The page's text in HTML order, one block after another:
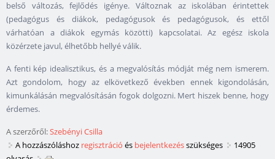
belső változás, fejlődés igénye. Változnak az iskolában érintettek
(pedagógus és diákok, pedagógusok és pedagógusok, és ettől
várhatóan a diákok egymás közötti) kapcsolatai. Az egész iskola
közérzete javul, élhetőbb hellyé válik.
A fenti kép idealisztikus, és a megvalósítás módját még nem ismerem.
Azt gondolom, hogy az elkövetkező években ennek kigondolásán,
kimunkálásán megvalósításán fogok dolgozni. Mert hiszek benne, hogy
érdemes.
A szerzőről:Szebényi Csilla
A hozzászóláshoz regisztráció és bejelentkezésszükséges
14905